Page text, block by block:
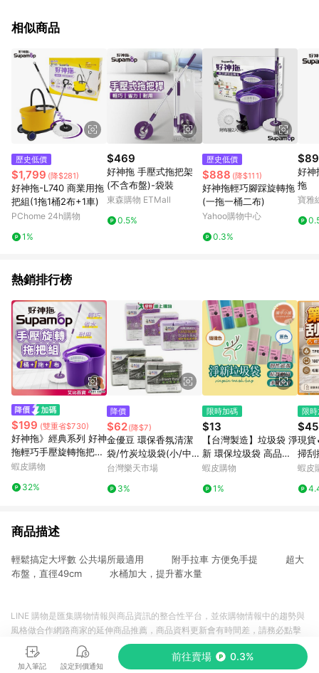
的購回饋活動享Yahoo超贈點回饋者 - 購物中心商店之商品：商
3. 訂單回饋金額將扣除運費/購物金/超贈點/福利金/紅利折抵/折
價券等虛擬貨幣折抵 4. 大宗採購或批發轉賣不具回饋資格： 如
有相關事證認定您為大宗採購、批發轉賣而非最終消費使用者，
相關認定以Yahoo購物中心之認定為準
相似商品
歷史低價
$1,799 (降$281)
好神拖-L740 商業用拖
把組(1拖1桶2布+1車)
PChome 24h購物
1%
$469
好神拖 手壓式拖把架
(不含布盤)-袋裝
東森購物 ETMall
0.5%
歷史低價
$888 (降$111)
好神拖輕巧腳踩旋轉拖
(一拖一桶二布)
Yahoo購物中心
0.3%
好神
拖
寶雅
熱銷排行榜
$199 (雙重省$730)
好神拖》經典系列 好神
拖輕巧手壓旋轉拖把組
好神拖拖把 手壓式拖把
組 旋轉拖 拖把 AB001
蝦皮購物
32%
降價
$62(降$7)
金優豆 環保香氛清潔
袋/竹炭垃圾袋(小/中/
大)台灣製 掃除 廚餘回
袋【愛買】
台灣樂天市場
3%
限時加碼
$13
【台灣製造】垃圾袋 淨
新 環保垃圾袋 高品質
垃圾袋 垃圾袋 環保袋
保清潔袋
蝦皮購物
1%
限
$45
現貨
掃刮
板刮
把
蝦皮
商品描述
輕鬆搞定大坪數 公共場所最適用 附手拉車 方便免手提 超大
布盤，直徑49cm 水桶加大，提升蓄水量
加入筆記 設定到價通知
前往賣場 0.3%
LINE 購物是匯集購物情報與商品資訊的整合性平台，並依購物情報中的趨勢與
風格做合作網路商家的延伸商品推薦，商品資料更新會有時間差，請務必點擊
商品至各合作網路商家，確認現售價與購物條件，一切資訊以合作廠商網頁為
準。